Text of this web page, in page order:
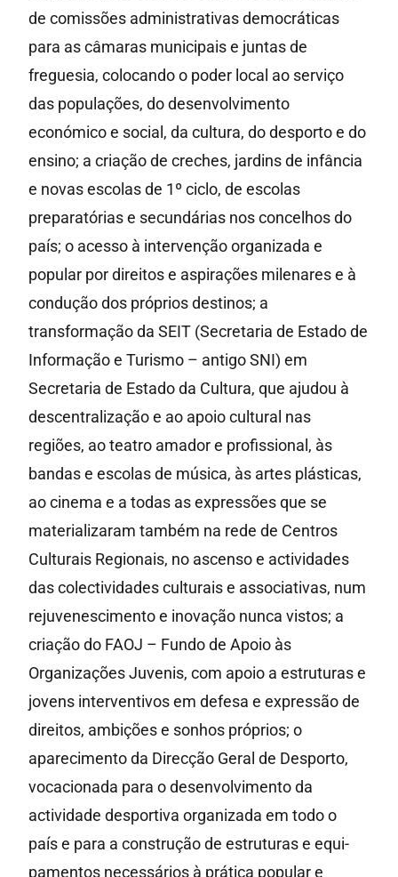
de comissões administrativas democráticas
para as câmaras municipais e juntas de
freguesia, colocando o poder local ao serviço
das populações, do desenvolvimento
económico e social, da cultura, do desporto e do
ensino; a criação de creches, jardins de infância
e novas escolas de 1º ciclo, de escolas
preparatórias e secundárias nos concelhos do
país; o acesso à intervenção organizada e
popular por direitos e aspirações milenares e à
condução dos próprios destinos; a
transformação da SEIT (Secretaria de Estado de
Informação e Turismo – antigo SNI) em
Secretaria de Estado da Cultura, que ajudou à
descentralização e ao apoio cultural nas
regiões, ao teatro amador e profissional, às
bandas e escolas de música, às artes plásticas,
ao cinema e a todas as expressões que se
materializaram também na rede de Centros
Culturais Regionais, no ascenso e actividades
das colectividades culturais e associativas, num
rejuvenescimento e inovação nunca vistos; a
criação do FAOJ – Fundo de Apoio às
Organizações Juvenis, com apoio a estruturas e
jovens interventivos em defesa e expressão de
direitos, ambições e sonhos próprios; o
aparecimento da Direcção Geral de Desporto,
vocacionada para o desenvolvimento da
actividade desportiva organizada em todo o
país e para a construção de estruturas e equi-
pamentos necessários à prática popular e